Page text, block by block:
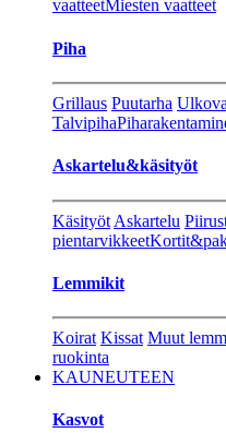
vaatteetMiesten vaatteet
Piha
Grillaus Puutarha
Talvipiha
Askartelu&käsityöt
Käsityöt Askartelu
pientarvikkeet
Lemmikit
Koirat Kissat Muut
ruokinta
KAUNEUTEEN
Kasvot